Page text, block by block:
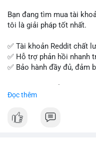
Bạn đang tìm mua tài
tôi là giải pháp tốt nhất.
✅ Tài khoản Reddit chất
✅ Hỗ trợ phản hồi nhanh
✅ Bảo hành đầy đủ, đảm
📞 WhatsApp: +1 660 215-
📧 Email:
Đọc thêm